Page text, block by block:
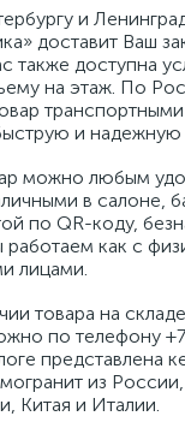
и
доставит Ваш
также доступна
на этаж. По
и надежную
можно любым
в салоне,
по QR-коду,
как с
лицами.
товара на
по телефону
представлена
из
Китая и Италии.